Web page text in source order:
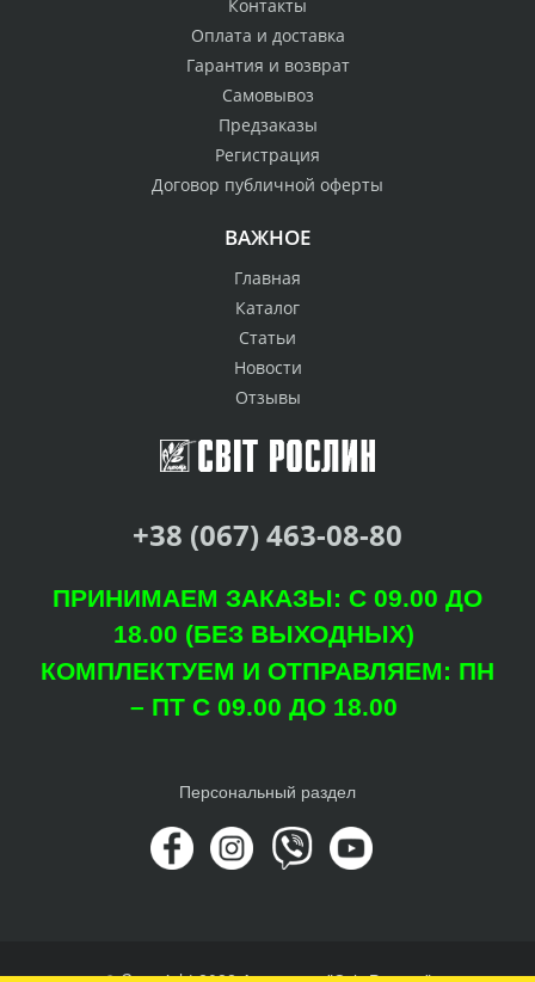
Контакты
Оплата и доставка
Гарантия и возврат
Самовывоз
Предзаказы
Регистрация
Договор публичной оферты
ВАЖНОЕ
Главная
Каталог
Статьи
Новости
Отзывы
+38 (067) 463-08-80
ПРИНИМАЕМ ЗАКАЗЫ: С 09.00 ДО
18.00 (БЕЗ ВЫХОДНЫХ)
КОМПЛЕКТУЕМ И ОТПРАВЛЯЕМ: ПН
– ПТ С 09.00 ДО 18.00
Персональный раздел